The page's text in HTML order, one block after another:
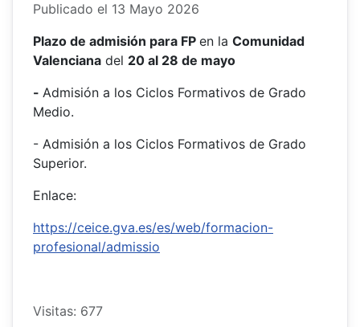
Publicado el 13 Mayo 2026
Plazo de admisión para FP en la Comunidad
Valenciana del 20 al 28 de mayo
- Admisión a los Ciclos Formativos de Grado
Medio.
- Admisión a los Ciclos Formativos de Grado
Superior.
Enlace:
https://ceice.gva.es/es/web/formacion-
profesional/admissio
Visitas: 677